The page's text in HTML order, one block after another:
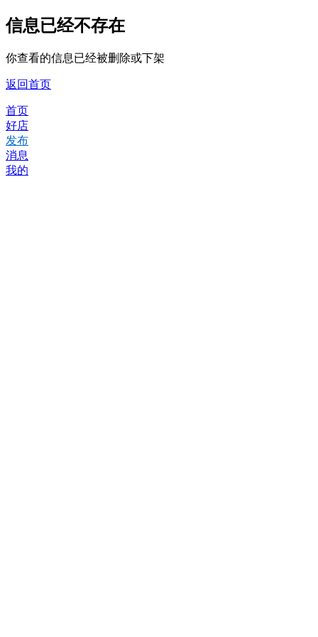
信息已经不存在
你查看的信息已经被删除或下架
返回首页
首页
好店
发布
消息
我的